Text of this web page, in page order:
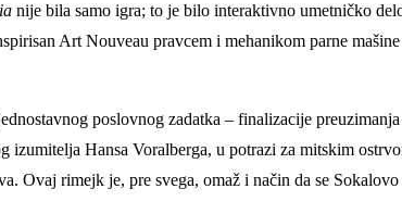
nije bila samo igra; to je bilo interaktivno umetničko
Art Nouveau pravcem i mehanikom parne
poslovnog zadatka – finalizacije
Hansa Voralberga, u potrazi za mitskim
Ovaj rimejk je, pre svega, omaž i način da se